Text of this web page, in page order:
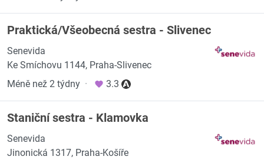
Praktická/Všeobecná sestra - Slivenec
Senevida
Ke Smíchovu 1144, Praha-Slivenec
Méně než 2 týdny · 3.3
Staniční sestra - Klamovka
Senevida
Jinonická 1317, Praha-Košíře